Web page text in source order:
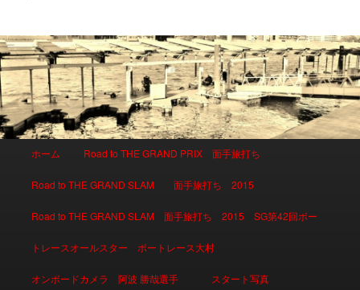
メインコンテンツへ移動
サブコンテンツへ移動
ホーム Road to THE GRAND PRIX 面手旅打ち
Road to THE GRAND SLAM 面手旅打ち 2015
Road to THE GRAND SLAM 面手旅打ち 2015 SG第42回ボー
トレースオールスター ボートレース大村
オンボードカメラ 阿波 勝哉選手 スタート写真